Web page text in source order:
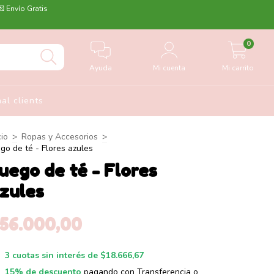
Envío Gratis
Ayuda Mi cuenta Mi carrito
0
clients
> Ropas y Accesorios >
de té - Flores azules
de té - Flores
3 cuotas sin interés de $18.666,67